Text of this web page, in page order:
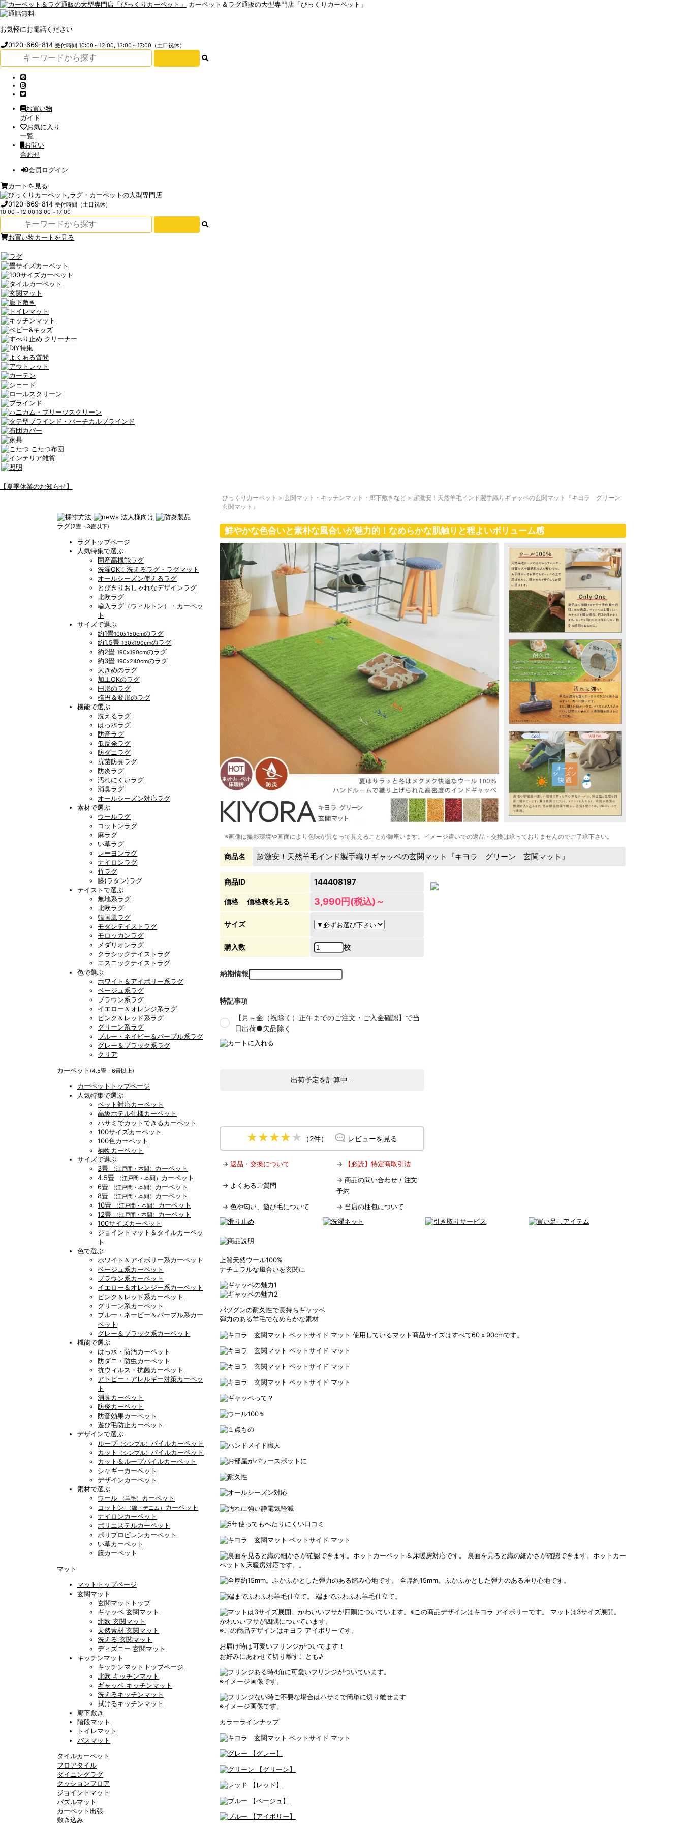
カーペット＆ラグ通販の大型専門店「びっくりカーペット」
お気軽にお電話ください
0120-669-814受付時間 10:00～12:00, 13:00～17:00（土日祝休）
お買い物
ガイド
お気に入り
一覧
お問い
合わせ
会員ログイン
カートを見る
0120-669-814受付時間（土日祝休）
10:00～12:00,13:00～17:00
お買い物カートを見る
【夏季休業のお知らせ】
ラグ(2畳・3畳以下)
ラグトップページ
人気特集で選ぶ
国産高機能ラグ
洗濯OK！洗えるラグ・ラグマット
オールシーズン使えるラグ
とびきりおしゃれなデザインラグ
北欧ラグ
輸入ラグ（ウィルトン）・カーペッ
ト
サイズで選ぶ
約1畳100x150cmのラグ
約1.5畳 130x190cmのラグ
約2畳 190x190cmのラグ
約3畳 190x240cmのラグ
大きめのラグ
加工OKのラグ
円形のラグ
楕円＆変形のラグ
機能で選ぶ
洗えるラグ
はっ水ラグ
防音ラグ
低反発ラグ
防ダニラグ
抗菌防臭ラグ
防炎ラグ
汚れにくいラグ
消臭ラグ
オールシーズン対応ラグ
素材で選ぶ
ウールラグ
コットンラグ
麻ラグ
い草ラグ
レーヨンラグ
ナイロンラグ
竹ラグ
籐(ラタン)ラグ
テイストで選ぶ
無地系ラグ
北欧ラグ
韓国風ラグ
モダンテイストラグ
モロッカンラグ
メダリオンラグ
クラシックテイストラグ
エスニックテイストラグ
色で選ぶ
ホワイト＆アイボリー系ラグ
ベージュ系ラグ
ブラウン系ラグ
イエロー＆オレンジ系ラグ
ピンク＆レッド系ラグ
グリーン系ラグ
ブルー・ネイビー＆パープル系ラグ
グレー＆ブラック系ラグ
クリア
カーペット (4.5畳・6畳以上)
カーペットトップページ
人気特集で選ぶ
ペット対応カーペット
高級ホテル仕様カーペット
ハサミでカットできるカーペット
100サイズカーペット
100色カーペット
柄物カーペット
サイズで選ぶ
3畳
（江戸間・本間） カーペット
4.5畳
（江戸間・本間） カーペット
6畳
（江戸間・本間） カーペット
8畳
（江戸間・本間） カーペット
10畳
（江戸間・本間） カーペット
12畳
（江戸間・本間） カーペット
100サイズカーペット
ジョイントマット＆タイルカーペッ
ト
色で選ぶ
ホワイト＆アイボリー系カーペット
ベージュ系カーペット
ブラウン系カーペット
イエロー＆オレンジー系カーペット
ピンク＆レッド系カーペット
グリーン系カーペット
ブルー・ネービー＆パープル系カー
ペット
グレー＆ブラック系カーペット
機能で選ぶ
はっ水・防汚カーペット
防ダニ・防虫カーペット
抗ウィルス・抗菌カーペット
アトピー・アレルギー対策カーペッ
ト
消臭カーペット
防炎カーペット
防音効果カーペット
遊び毛防止カーペット
デザインで選ぶ
ループ （シンプル） パイルカーペット
カット
（シンプル） パイルカーペット
カット＆ループパイルカーペット
シャギーカーペット
デザインカーペット
素材で選ぶ
ウール
（羊毛） カーペット
コットン
（綿・デニム） カーペット
ナイロンカーペット
ポリエステルカーペット
ポリプロピレンカーペット
い草カーペット
籐カーペット
マット
マットトップページ
玄関マット
玄関マットトップ
ギャッベ 玄関マット
北欧 玄関マット
天然素材 玄関マット
洗える 玄関マット
ディズニー 玄関マット
キッチンマット
キッチンマットトップページ
北欧 キッチンマット
ギャッベ キッチンマット
洗えるキッチンマット
拭けるキッチンマット
廊下敷き
階段マット
トイレマット
バスマット
タイルカーペット
フロアタイル
ダイニングラグ
クッションフロア
ジョイントマット
パズルマット
カーペット出張
敷き込み
びっくりカーペット > 玄関マット・キッチンマット・廊下敷きなど > 超激安！天然羊毛インド製手織りギャッベの玄関マット『キヨラ グリーン
玄関マット』
鮮やかな色合いと素朴な風合いが魅力的！なめらかな肌触りと程よいボリューム感
※画像は撮影環境や画面により色味が異なって見えることが御座います。イメージ違いでの返品・交換は承っておりませんのでご了承下さい。
商品名 超激安！天然羊毛インド製手織りギャッベの玄関マット『キヨラ グリーン 玄関マット』
商品ID 144408197
価格 価格表を見る 3,990円(税込)～
サイズ
購入数 枚
納期情報
特記事項
【月～金（祝除く）正午までのご注文・ご入金確認】で当
日出荷●欠品除く
出荷予定を計算中...
（2件） レビューを見る
→ 返品・交換について → 【必読】特定商取引法
→ よくあるご質問
→ 商品の問い合わせ / 注文
予約
→ 色や匂い、遊び毛について → 当店の梱包について
上質天然ウール100%
ナチュラルな風合いを玄関に
バツグンの耐久性で長持ちギャッベ
弾力のある羊毛でなめらかな素材
使用しているマット商品サイズはすべて60ｘ90cmです。
裏面を見ると織の細かさが確認できます。ホットカー
ペット＆床暖房対応です。。
全厚約15mm。ふかふかとした弾力のある座り心地です。
端までふわふわ羊毛仕立て。
マットは3サイズ展開。
かわいいフサが四隅についています。
※この商品デザインはキヨラ アイボリーです。
お届け時は可愛いフリンジがついてます！
お好みにあわせて切り離すことも♪
4角に可愛いフリンジがついています。
※イメージ画像です。
ご不要な場合はハサミで簡単に切り離せます
※イメージ画像です。
カラーラインナップ
【グレー】
【グリーン】
【レッド】
【ベージュ】
【アイボリー】